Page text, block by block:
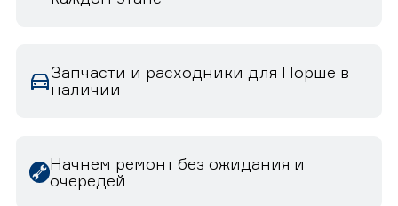
Запчасти и расходники для Порше в
наличии
Начнем ремонт без ожидания и
очередей